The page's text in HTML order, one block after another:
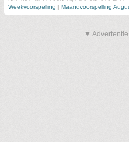
Weekvoorspelling | Maandvoorspelling
▼